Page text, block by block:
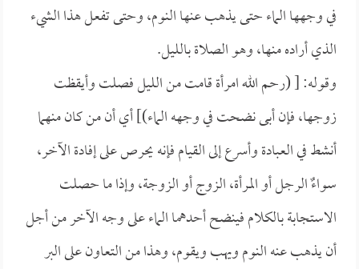
في وجهها الماء حتى يذهب عنها النوم، وحتى تفعل هذا الشيء
الذي أراده منها، وهو الصلاة بالليل.
وقوله: [ (رحم الله امرأة قامت من الليل فصلت وأيقظت
زوجها، فإن أبى نضحت في وجهه الماء)] أي أن من كان منهما
أنشط في العبادة وأسرع إلى القيام فإنه يحرص على إفادة الآخر،
سواءٌ الرجل أو المرأة، الزوج أو الزوجة، وإذا ما حصلت
الاستجابة بالكلام فينضح أحدهما الماء على وجه الآخر من أجل
أن يذهب عنه النوم ويهب ويقوم، وهذا من التعاون على البر